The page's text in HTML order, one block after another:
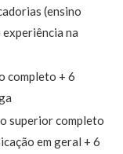
(ensino
na
completo + 6
superior completo
em geral + 6